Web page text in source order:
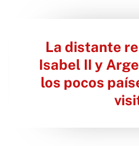
La distante
Isabel II y
los pocos